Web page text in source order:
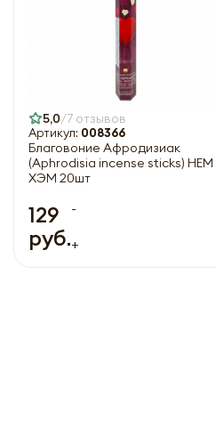
5,0 7 отзывов
Артикул: 008366
Благовоние Афродизиак
(Aphrodisia incense sticks) HEM
ХЭМ 20шт
129
руб.
-
+